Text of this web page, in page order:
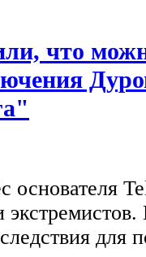
что
основателя
для